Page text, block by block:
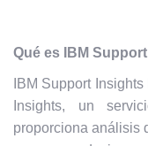
Qué es IBM
IBM Support
Insights, un
proporciona análisis